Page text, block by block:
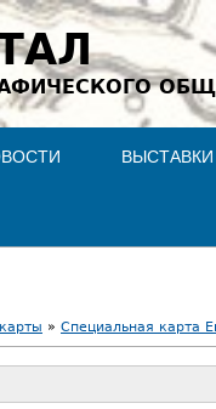
ВЫСТАВКИ
» Специальная карта